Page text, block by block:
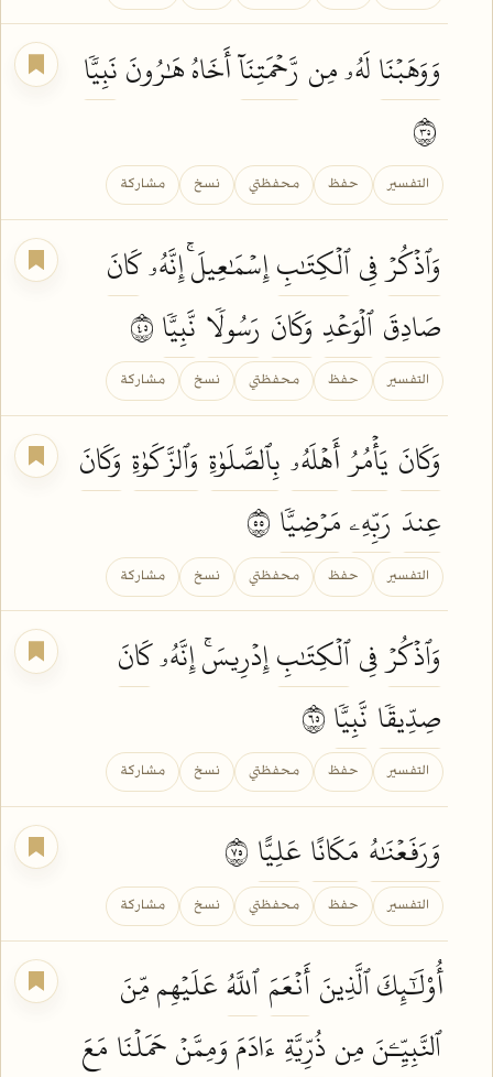
وَوَهَبۡنَالَهُۥ مِن رَّحۡمَتِنَآأَخَاهُ هَٰرُونَنَبِيّٗا
التفسير حفظ محفظتي نسخ مشاركة
وَٱذۡكُرۡفِيٱلۡكِتَٰبِإِسۡمَٰعِيلَۚ إِنَّهُۥكَانَ
صَادِقَٱلۡوَعۡدِ وَكَانَ رَسُولٗا نَّبِيّٗا
التفسير حفظ محفظتي نسخ مشاركة
وَكَانَ يَأۡمُرُأَهۡلَهُۥ بِٱلصَّلَوٰةِ وَٱلزَّكَوٰةِ وَكَانَ
عِندَ رَبِّهِۦمَرۡضِيّٗا
التفسير حفظ محفظتي نسخ مشاركة
وَٱذۡكُرۡفِيٱلۡكِتَٰبِإِدۡرِيسَۚ إِنَّهُۥكَانَ
صِدِّيقٗا نَّبِيّٗا
التفسير حفظ محفظتي نسخ مشاركة
وَرَفَعۡنَٰهُ مَكَانًاعَلِيًّا
التفسير حفظ محفظتي نسخ مشاركة
أُوْلَٰٓئِكَ ٱلَّذِينَأَنۡعَمَٱللَّهُعَلَيۡهِم مِّنَ
ٱلنَّبِيِّـۧنَمِن ذُرِّيَّةِ ءَادَمَ وَمِمَّنۡحَمَلۡنَا مَعَ